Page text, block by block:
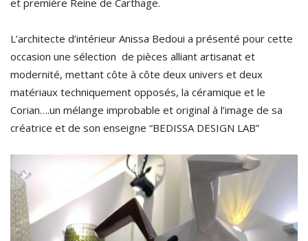
et première Reine de Carthage.
L’architecte d’intérieur Anissa Bedoui a présenté pour cette
occasion une sélection de pièces alliant artisanat et
modernité, mettant côte à côte deux univers et deux
matériaux techniquement opposés, la céramique et le
Corian….un mélange improbable et original à l’image de sa
créatrice et de son enseigne “BEDISSA DESIGN LAB”